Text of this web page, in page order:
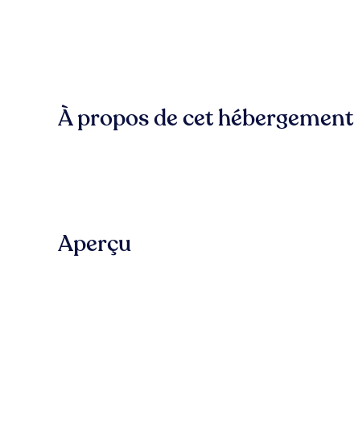
À propos de cet hébergement
Aperçu